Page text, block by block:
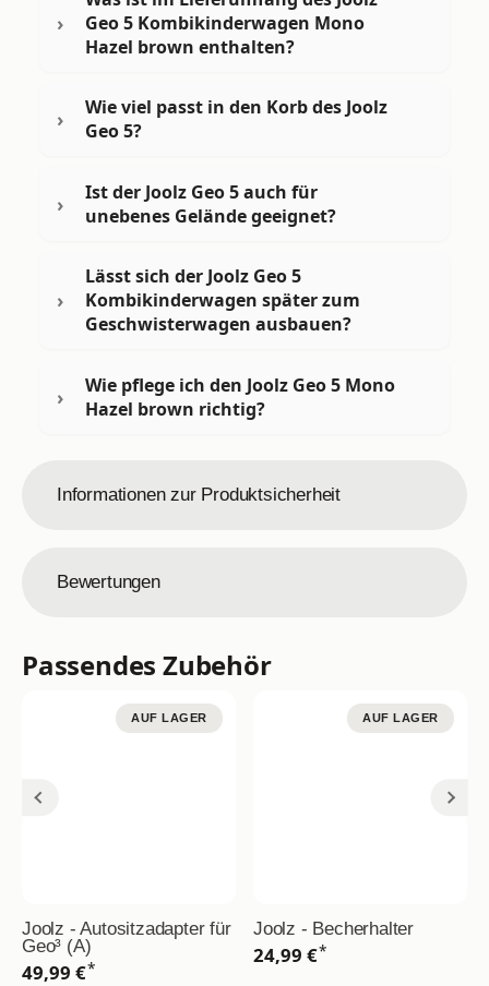
Geo 5 Kombikinderwagen Mono
Hazel brown enthalten?
Wie viel passt in den Korb des Joolz
Geo 5?
Ist der Joolz Geo 5 auch für
unebenes Gelände geeignet?
Lässt sich der Joolz Geo 5
Kombikinderwagen später zum
Geschwisterwagen ausbauen?
Wie pflege ich den Joolz Geo 5 Mono
Hazel brown richtig?
Informationen zur Produktsicherheit
Bewertungen
Passendes Zubehör
AUF LAGER
Joolz - Autositzadapter für
Geo³ (A)
49,99 €*
AUF LAGER
Joolz - Becherhalter
24,99 €*